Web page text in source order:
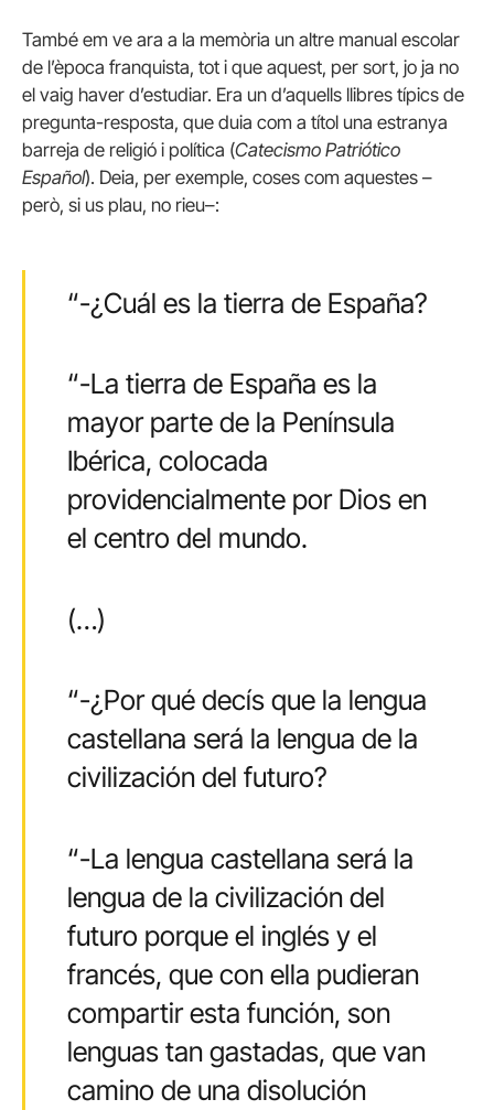
També em ve ara a la memòria un altre manual escolar
de l’època franquista, tot i que aquest, per sort, jo ja no
el vaig haver d’estudiar. Era un d’aquells llibres típics de
pregunta-resposta, que duia com a títol una estranya
barreja de religió i política (Catecismo Patriótico
Español). Deia, per exemple, coses com aquestes –
però, si us plau, no rieu–:
“-¿Cuál es la tierra de España?
“-La tierra de España es la
mayor parte de la Península
Ibérica, colocada
providencialmente por Dios en
el centro del mundo.
(…)
“-¿Por qué decís que la lengua
castellana será la lengua de la
civilización del futuro?
“-La lengua castellana será la
lengua de la civilización del
futuro porque el inglés y el
francés, que con ella pudieran
compartir esta función, son
lenguas tan gastadas, que van
camino de una disolución